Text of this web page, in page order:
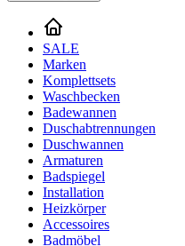
SALE
Marken
Komplettsets
Waschbecken
Badewannen
Duschabtrennungen
Duschwannen
Armaturen
Badspiegel
Installation
Heizkörper
Accessoires
Badmöbel